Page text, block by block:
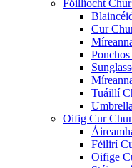
Fóillíocht
Cur
Tuáillí
Oifig Cur
Féilirí
Oifige